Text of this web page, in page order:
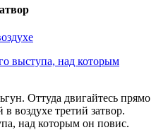
Оттуда двигайтесь прямо
воздухе третий затвор.
над которым он повис.